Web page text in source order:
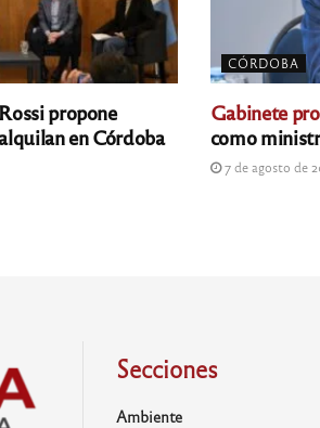
propone
en Córdoba
CÓRDOBA
Gabinete
como
7 de agosto de
Secciones
Ambiente